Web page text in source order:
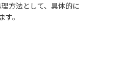
方法として、具体的に
す。